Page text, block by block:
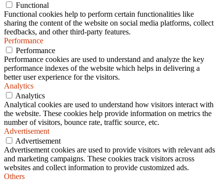
Functional
Functional cookies help to perform certain functionalities like
sharing the content of the website on social media platforms, collect
feedbacks, and other third-party features.
Performance
Performance
Performance cookies are used to understand and analyze the key
performance indexes of the website which helps in delivering a
better user experience for the visitors.
Analytics
Analytics
Analytical cookies are used to understand how visitors interact with
the website. These cookies help provide information on metrics the
number of visitors, bounce rate, traffic source, etc.
Advertisement
Advertisement
Advertisement cookies are used to provide visitors with relevant ads
and marketing campaigns. These cookies track visitors across
websites and collect information to provide customized ads.
Others